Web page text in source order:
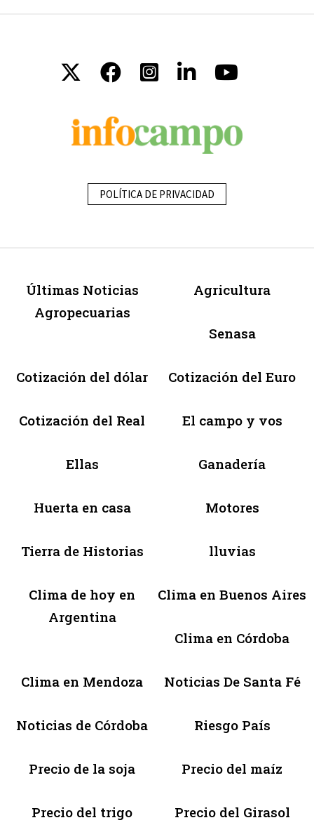
POLÍTICA DE PRIVACIDAD
Últimas Noticias
Agropecuarias
Agricultura
Senasa
Cotización del dólar Cotización del Euro
Cotización del Real El campo y vos
Ellas Ganadería
Huerta en casa Motores
Tierra de Historias lluvias
Clima de hoy en
Argentina
Clima en Buenos Aires
Clima en Córdoba
Clima en Mendoza Noticias De Santa Fé
Noticias de Córdoba Riesgo País
Precio de la soja Precio del maíz
Precio del trigo Precio del Girasol